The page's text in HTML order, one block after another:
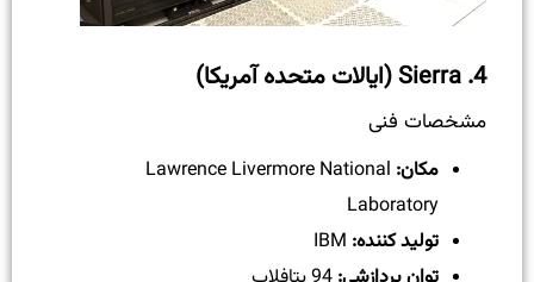
4. Sierra (ایالات متحده آمریکا)
مشخصات فنی
مکان: Lawrence Livermore National
Laboratory
تولید کننده: